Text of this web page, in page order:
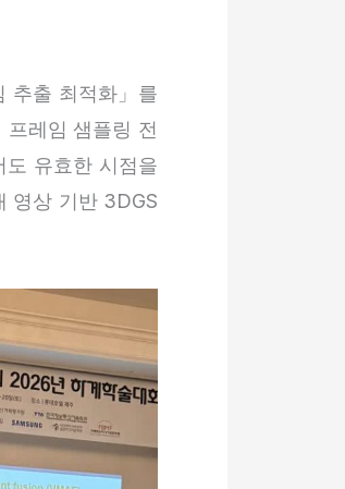
추출 최적화」를
레임 샘플링 전
도 유효한 시점을
영상 기반 3DGS